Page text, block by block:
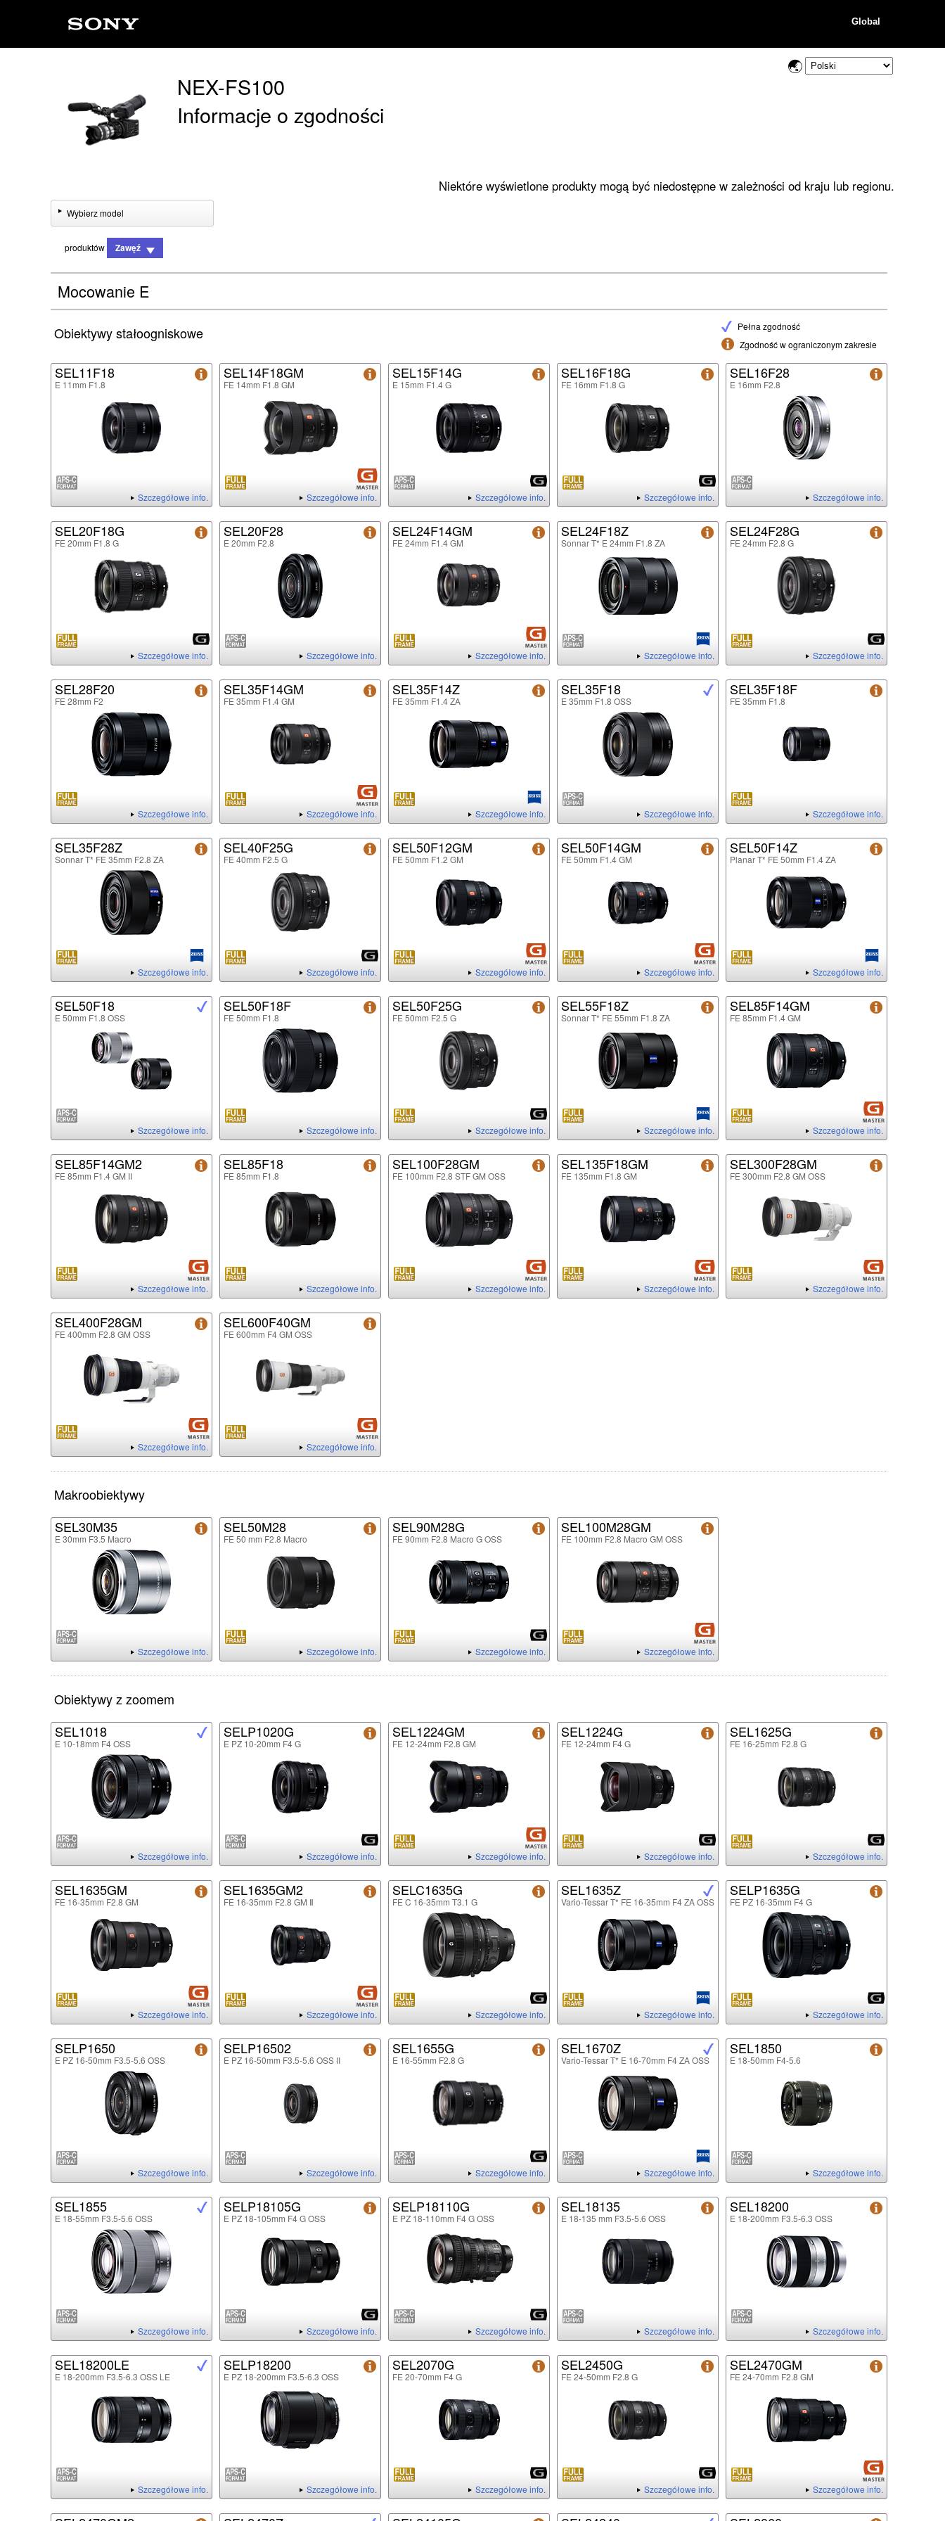
Global
NEX-FS100
Informacje o zgodności
Niektóre wyświetlone produkty mogą być niedostępne w zależności od kraju lub regionu.
Wybierz model
produktów Zawęź
Mocowanie E
Pełna zgodność
Zgodność w ograniczonym zakresie
Obiektywy stałoogniskowe
SEL11F18
E 11mm F1.8
Szczegółowe info.
SEL14F18GM
FE 14mm F1.8 GM
Szczegółowe info.
SEL15F14G
E 15mm F1.4 G
Szczegółowe info.
SEL16F18G
FE 16mm F1.8 G
Szczegółowe info.
SEL16F28
E 16mm F2.8
Szczegółowe info.
SEL20F18G
FE 20mm F1.8 G
Szczegółowe info.
SEL20F28
E 20mm F2.8
Szczegółowe info.
SEL24F14GM
FE 24mm F1.4 GM
Szczegółowe info.
SEL24F18Z
Sonnar T* E 24mm F1.8 ZA
Szczegółowe info.
SEL24F28G
FE 24mm F2.8 G
Szczegółowe info.
SEL28F20
FE 28mm F2
Szczegółowe info.
SEL35F14GM
FE 35mm F1.4 GM
Szczegółowe info.
SEL35F14Z
FE 35mm F1.4 ZA
Szczegółowe info.
SEL35F18
E 35mm F1.8 OSS
Szczegółowe info.
SEL35F18F
FE 35mm F1.8
Szczegółowe info.
SEL35F28Z
Sonnar T* FE 35mm F2.8 ZA
Szczegółowe info.
SEL40F25G
FE 40mm F2.5 G
Szczegółowe info.
SEL50F12GM
FE 50mm F1.2 GM
Szczegółowe info.
SEL50F14GM
FE 50mm F1.4 GM
Szczegółowe info.
SEL50F14Z
Planar T* FE 50mm F1.4 ZA
Szczegółowe info.
SEL50F18
E 50mm F1.8 OSS
Szczegółowe info.
SEL50F18F
FE 50mm F1.8
Szczegółowe info.
SEL50F25G
FE 50mm F2.5 G
Szczegółowe info.
SEL55F18Z
Sonnar T* FE 55mm F1.8 ZA
Szczegółowe info.
SEL85F14GM
FE 85mm F1.4 GM
Szczegółowe info.
SEL85F14GM2
FE 85mm F1.4 GM II
Szczegółowe info.
SEL85F18
FE 85mm F1.8
Szczegółowe info.
SEL100F28GM
FE 100mm F2.8 STF GM OSS
Szczegółowe info.
SEL135F18GM
FE 135mm F1.8 GM
Szczegółowe info.
SEL300F28GM
FE 300mm F2.8 GM OSS
Szczegółowe info.
SEL400F28GM
FE 400mm F2.8 GM OSS
Szczegółowe info.
SEL600F40GM
FE 600mm F4 GM OSS
Szczegółowe info.
Makroobiektywy
SEL30M35
E 30mm F3.5 Macro
Szczegółowe info.
SEL50M28
FE 50 mm F2.8 Macro
Szczegółowe info.
SEL90M28G
FE 90mm F2.8 Macro G OSS
Szczegółowe info.
SEL100M28GM
FE 100mm F2.8 Macro GM OSS
Szczegółowe info.
Obiektywy z zoomem
SEL1018
E 10-18mm F4 OSS
Szczegółowe info.
SELP1020G
E PZ 10-20mm F4 G
Szczegółowe info.
SEL1224GM
FE 12-24mm F2.8 GM
Szczegółowe info.
SEL1224G
FE 12-24mm F4 G
Szczegółowe info.
SEL1625G
FE 16-25mm F2.8 G
Szczegółowe info.
SEL1635GM
FE 16-35mm F2.8 GM
Szczegółowe info.
SEL1635GM2
FE 16-35mm F2.8 GM Ⅱ
Szczegółowe info.
SELC1635G
FE C 16-35mm T3.1 G
Szczegółowe info.
SEL1635Z
Vario-Tessar T* FE 16-35mm F4 ZA OSS
Szczegółowe info.
SELP1635G
FE PZ 16-35mm F4 G
Szczegółowe info.
SELP1650
E PZ 16-50mm F3.5-5.6 OSS
Szczegółowe info.
SELP16502
E PZ 16-50mm F3.5-5.6 OSS II
Szczegółowe info.
SEL1655G
E 16-55mm F2.8 G
Szczegółowe info.
SEL1670Z
Vario-Tessar T* E 16-70mm F4 ZA OSS
Szczegółowe info.
SEL1850
E 18-50mm F4-5.6
Szczegółowe info.
SEL1855
E 18-55mm F3.5-5.6 OSS
Szczegółowe info.
SELP18105G
E PZ 18-105mm F4 G OSS
Szczegółowe info.
SELP18110G
E PZ 18-110mm F4 G OSS
Szczegółowe info.
SEL18135
E 18-135 mm F3.5-5.6 OSS
Szczegółowe info.
SEL18200
E 18-200mm F3.5-6.3 OSS
Szczegółowe info.
SEL18200LE
E 18-200mm F3.5-6.3 OSS LE
Szczegółowe info.
SELP18200
E PZ 18-200mm F3.5-6.3 OSS
Szczegółowe info.
SEL2070G
FE 20-70mm F4 G
Szczegółowe info.
SEL2450G
FE 24-50mm F2.8 G
Szczegółowe info.
SEL2470GM
FE 24-70mm F2.8 GM
Szczegółowe info.